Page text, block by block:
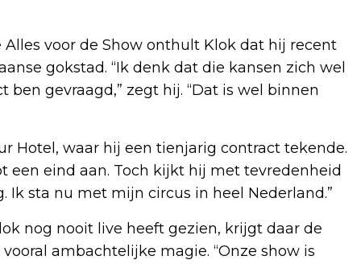
voor de Show onthult Klok dat hij recent
gokstad. “Ik denk dat die kansen zich wel
gevraagd,” zegt hij. “Dat is wel binnen
Hotel, waar hij een tienjarig contract tekende.
een eind aan. Toch kijkt hij met tevredenheid
Ik sta nu met mijn circus in heel Nederland.”
nog nooit live heeft gezien, krijgt daar de
ambachtelijke magie. “Onze show is